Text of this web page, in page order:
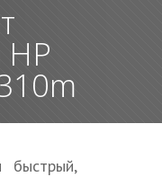
HP
быстрый,